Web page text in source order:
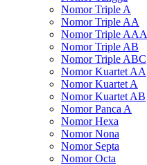
Nomor Triple A
Nomor Triple AA
Nomor Triple AAA
Nomor Triple AB
Nomor Triple ABC
Nomor Kuartet AA
Nomor Kuartet A
Nomor Kuartet AB
Nomor Panca A
Nomor Hexa
Nomor Nona
Nomor Septa
Nomor Octa